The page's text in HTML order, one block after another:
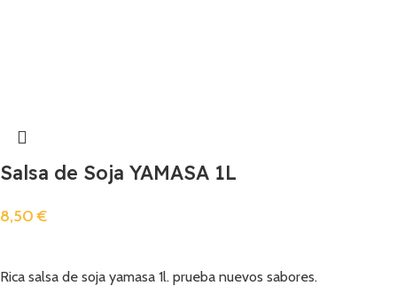
Salsa de Soja YAMASA 1L
8,50€
Rica salsa de soja yamasa 1l. prueba nuevos sabores.